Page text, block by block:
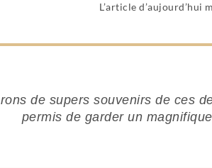
L’article d’aujourd’hui
de supers souvenirs de ces
permis de garder un